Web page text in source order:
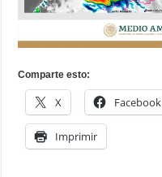
Comparte esto:
X Facebook
Imprimir